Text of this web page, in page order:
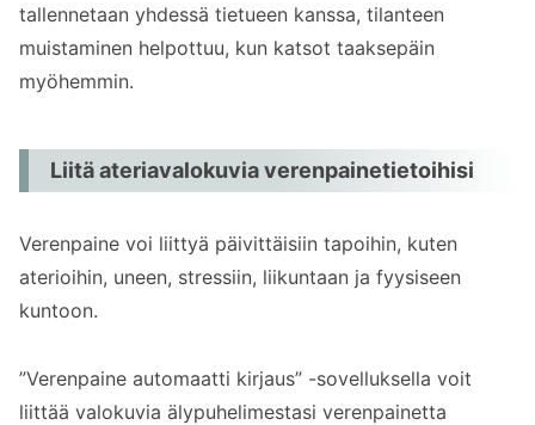
tallennetaan yhdessä tietueen kanssa, tilanteen
muistaminen helpottuu, kun katsot taaksepäin
myöhemmin.
Liitä ateriavalokuvia verenpainetietoihisi
Verenpaine voi liittyä päivittäisiin tapoihin, kuten
aterioihin, uneen, stressiin, liikuntaan ja fyysiseen
kuntoon.
”Verenpaine automaatti kirjaus” -sovelluksella voit
liittää valokuvia älypuhelimestasi verenpainetta